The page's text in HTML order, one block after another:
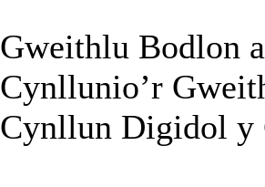
Gweithlu Bodlon
Cynllunio’r
Cynllun Digidol y